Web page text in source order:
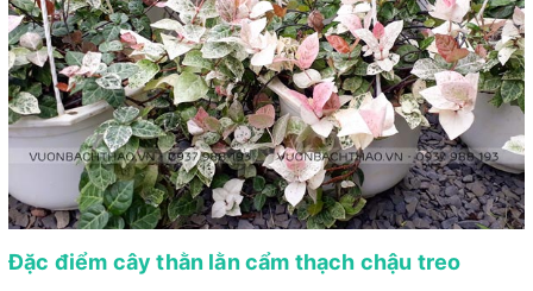
Đặc điểm cây thằn lằn cẩm thạch chậu treo